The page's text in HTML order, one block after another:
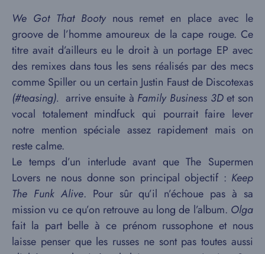
We Got That Booty nous remet en place avec le
groove de l’homme amoureux de la cape rouge. Ce
titre avait d’ailleurs eu le droit à un portage EP avec
des remixes dans tous les sens réalisés par des mecs
comme Spiller ou un certain Justin Faust de Discotexas
(#teasing). arrive ensuite à Family Business 3Det son
vocal totalement mindfuck qui pourrait faire lever
notre mention spéciale assez rapidement mais on
reste calme.
Le temps d’un interlude avant que The Supermen
Lovers ne nous donne son principal objectif : Keep
The Funk Alive. Pour sûr qu’il n’échoue pas à sa
mission vu ce qu’on retrouve au long de l’album. Olga
fait la part belle à ce prénom russophone et nous
laisse penser que les russes ne sont pas toutes aussi